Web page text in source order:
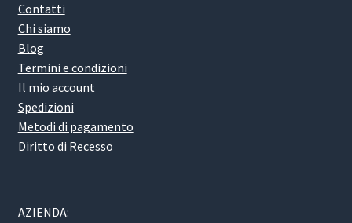
Contatti
Chi siamo
Blog
Termini e condizioni
Il mio account
Spedizioni
Metodi di pagamento
Diritto di Recesso
AZIENDA: